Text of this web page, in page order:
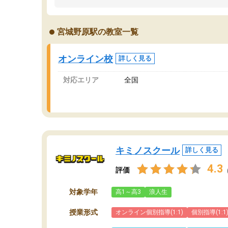
オンラインツールを使用した単語帳の共有があ
り宿題もそちらで出される形でした。
2ヶ月で担当講師の方がお辞めになると言う事で
講師変更の申し出があり、あまりに短期での変
更だった為、塾に通う事にして退会しました。
遅れも取り戻せ、授業内容や講師の方は良かっ
ま
宮城野原駅の教室一覧
オンライン校 詳しく見る
対応エリア 全国
キミノスクール 詳しく見る
評価 4.3
対象学年 高1～高3 浪人生
授業形式 オンライン個別指導(1:1) 個別指導(1:1)